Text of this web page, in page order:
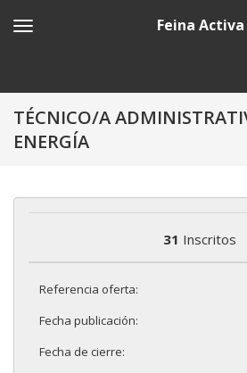
Feina Activa
TÉCNICO/A
ENERGÍA
31 Inscritos
Referencia oferta:
Fecha publicación:
Fecha de cierre: